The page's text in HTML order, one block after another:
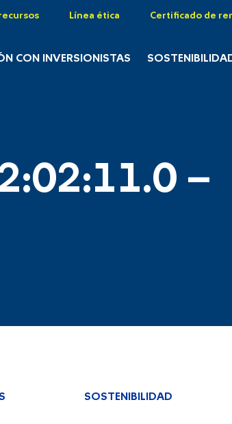
Línea ética Certificado de
CON INVERSIONISTAS
–
SOSTENIBILIDAD